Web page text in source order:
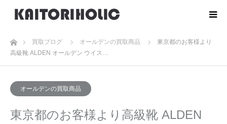
ホーム買取ブログ オールデンの買取商品
東京都のお客様より
高級靴 ALDEN オールデン ウイス…
オールデンの買取商品
東京都のお客様より高級靴 ALDEN